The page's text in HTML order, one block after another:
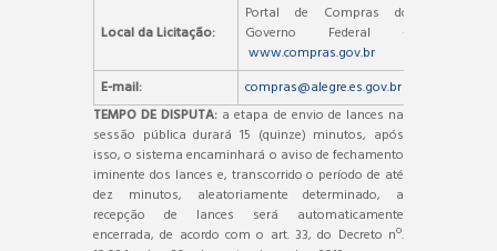
Local da Licitação:
Portal de Compras do
Governo Federal –
www.compras.gov.br
E-mail:
compras@alegre.es.gov.br
TEMPO DE DISPUTA: a etapa de envio de lances na
sessão pública durará 15 (quinze) minutos, após
isso, o sistema encaminhará o aviso de fechamento
iminente dos lances e, transcorrido o período de até
dez minutos, aleatoriamente determinado, a
recepção de lances será automaticamente
encerrada, de acordo com o art. 33, do Decreto nº.